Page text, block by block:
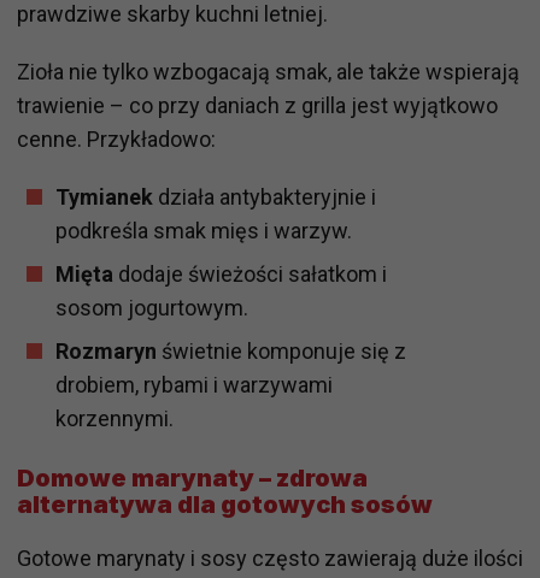
prawdziwe skarby kuchni letniej.
Zioła nie tylko wzbogacają smak, ale także wspierają
trawienie – co przy daniach z grilla jest wyjątkowo
cenne. Przykładowo:
Tymianek działa antybakteryjnie i
podkreśla smak mięs i warzyw.
Mięta dodaje świeżości sałatkom i
sosom jogurtowym.
Rozmaryn świetnie komponuje się z
drobiem, rybami i warzywami
korzennymi.
Domowe marynaty – zdrowa
alternatywa dla gotowych sosów
Gotowe marynaty i sosy często zawierają duże ilości